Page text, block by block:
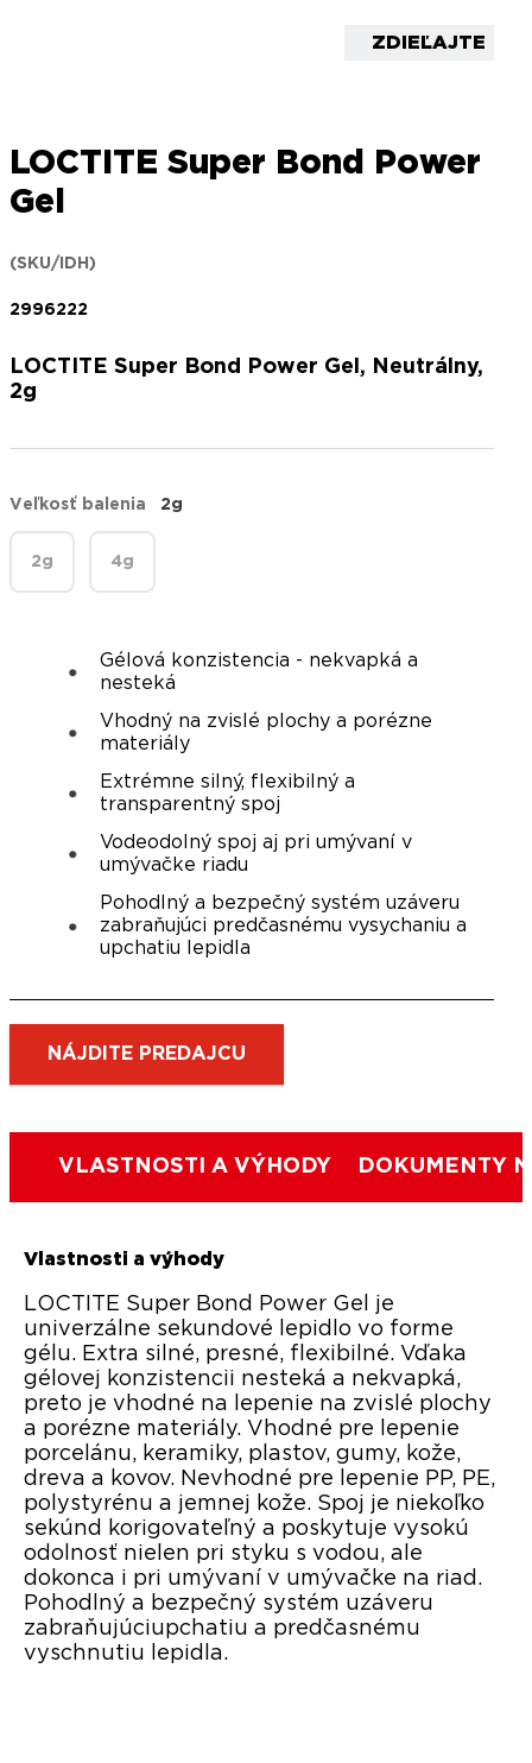
ZDIEĽAJTE
LOCTITE Super Bond Power
Gel
(SKU/IDH)
2996222
LOCTITE Super Bond Power Gel, Neutrálny,
2g
Veľkosť balenia 2g
2g 4g
Gélová konzistencia - nekvapká a
nesteká
Vhodný na zvislé plochy a porézne
materiály
Extrémne silný, flexibilný a
transparentný spoj
Vodeodolný spoj aj pri umývaní v
umývačke riadu
Pohodlný a bezpečný systém uzáveru
zabraňujúci predčasnému vysychaniu a
upchatiu lepidla
NÁJDITE PREDAJCU
VLASTNOSTI A VÝHODY DOKUMENTY
Vlastnosti a výhody
LOCTITE Super Bond Power Gel je
univerzálne sekundové lepidlo vo forme
gélu. Extra silné, presné, flexibilné. Vďaka
gélovej konzistencii nesteká a nekvapká,
preto je vhodné na lepenie na zvislé plochy
a porézne materiály. Vhodné pre lepenie
porcelánu, keramiky, plastov, gumy, kože,
dreva a kovov. Nevhodné pre lepenie PP, PE,
polystyrénu a jemnej kože. Spoj je niekoľko
sekúnd korigovateľný a poskytuje vysokú
odolnosť nielen pri styku s vodou, ale
dokonca i pri umývaní v umývačke na riad.
Pohodlný a bezpečný systém uzáveru
zabraňujúciupchatiu a predčasnému
vyschnutiu lepidla.